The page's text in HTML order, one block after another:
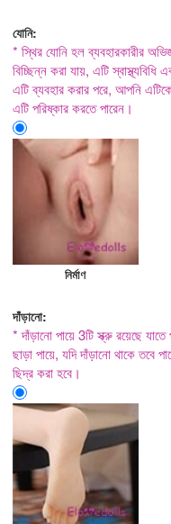
যোনি:
* স্থির যোনি হল ব্যবহারকারীর
বিচ্ছিন্ন করা যায়, এটি
এটি ব্যবহার করার পরে, আপনি
এটি পরিষ্কার করতে পারেন।
নির্মাণ
দাঁড়ানো:
* দাঁড়ানো পায়ে 3টি স্ক্রু রয়েছে
ছাড়া পায়ে, যদি দাঁড়ানো থাকে তবে
ছিদ্র করা হবে।